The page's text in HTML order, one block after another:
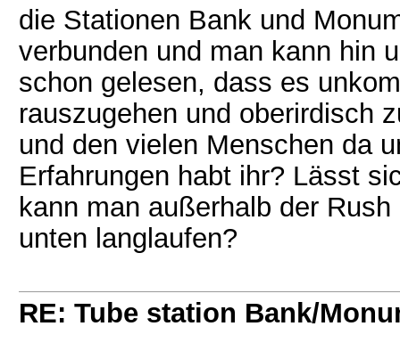
die Stationen Bank und
verbunden und man kann hin
schon gelesen, dass es
rauszugehen und oberirdisch
und den vielen Menschen da
Erfahrungen habt ihr? Lässt
kann man außerhalb der
unten langlaufen?
RE: Tube station Bank/